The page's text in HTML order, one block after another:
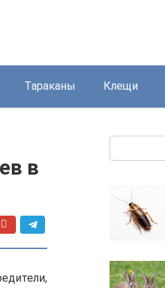
Тараканы Клещи
в